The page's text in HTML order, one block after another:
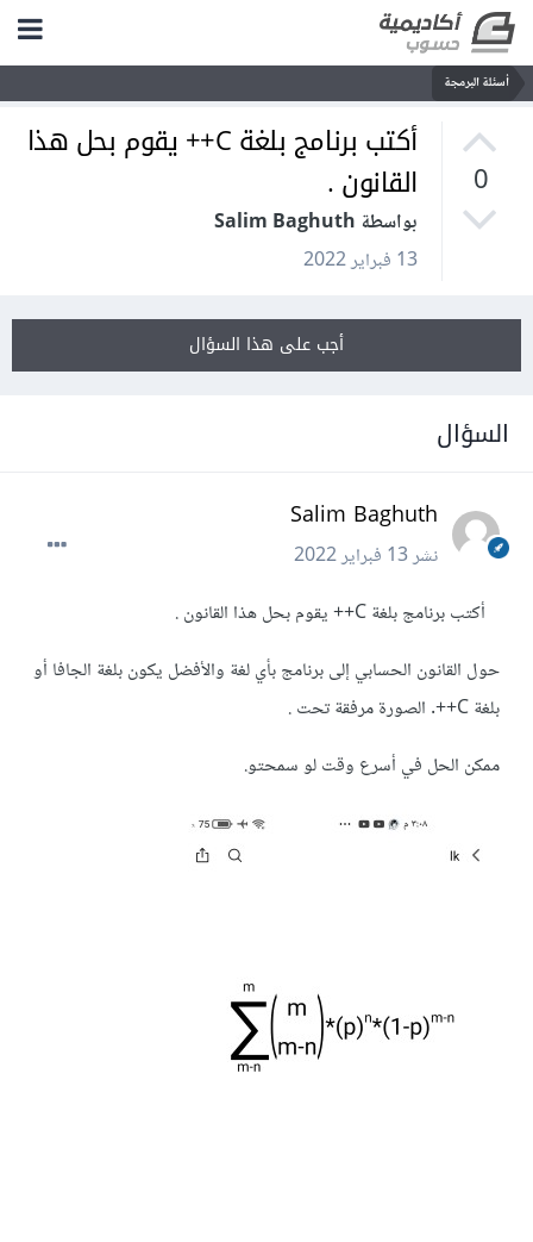
أسئلة البرمجة
0
أكتب برنامج بلغة C++ يقوم بحل هذا
القانون .
بواسطة Salim Baghuth
13 فبراير 2022
أجب على هذا السؤال
السؤال
Salim Baghuth
نشر13 فبراير 2022
أكتب برنامج بلغة C++ يقوم بحل هذا القانون .
حول القانون الحسابي إلى برنامج بأي لغة والأفضل يكون بلغة الجافا أو
بلغة C++. الصورة مرفقة تحت .
ممكن الحل في أسرع وقت لو سمحتو.